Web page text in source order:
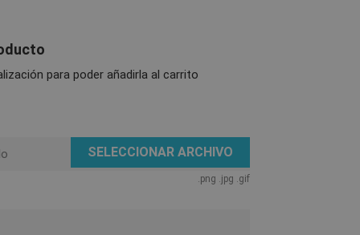
para poder añadirla al carrito
SELECCIONAR ARCHIVO
.png .jpg .gif